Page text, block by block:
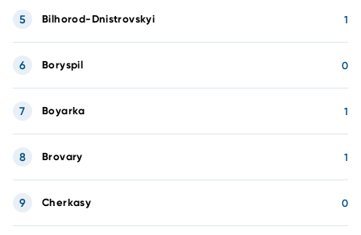
Bilhorod-Dnistrovskyi 1
5
Boryspil 0
6
Boyarka 1
7
Brovary 1
8
Cherkasy 0
9